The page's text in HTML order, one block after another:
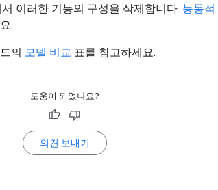
이러한 기능의 구성을 삭제합니다. 능동
.
의 모델 비교 표를 참고하세요.
도움이 되었나요?
의견 보내기